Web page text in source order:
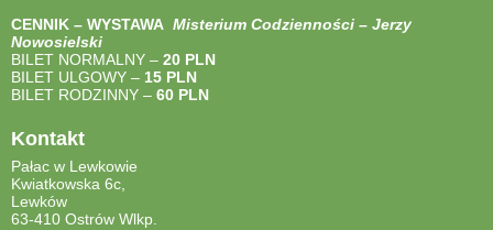
CENNIK – WYSTAWA Misterium Codzienności – Jerzy
Nowosielski
BILET NORMALNY – 20 PLN
BILET ULGOWY – 15 PLN
BILET RODZINNY – 60 PLN
Kontakt
Pałac w Lewkowie
Kwiatkowska 6c,
Lewków
63-410 Ostrów Wlkp.